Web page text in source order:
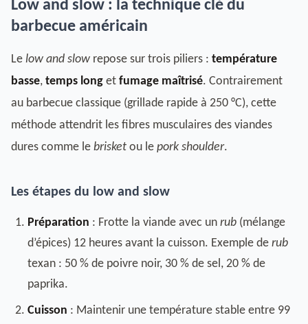
Low and slow : la technique clé du
barbecue américain
Le low and slow repose sur trois piliers : température
basse, temps long et fumage maîtrisé. Contrairement
au barbecue classique (grillade rapide à 250 °C), cette
méthode attendrit les fibres musculaires des viandes
dures comme le brisket ou le pork shoulder.
Les étapes du low and slow
Préparation : Frotte la viande avec un rub (mélange
d’épices) 12 heures avant la cuisson. Exemple de rub
texan : 50 % de poivre noir, 30 % de sel, 20 % de
paprika.
Cuisson : Maintenir une température stable entre 99